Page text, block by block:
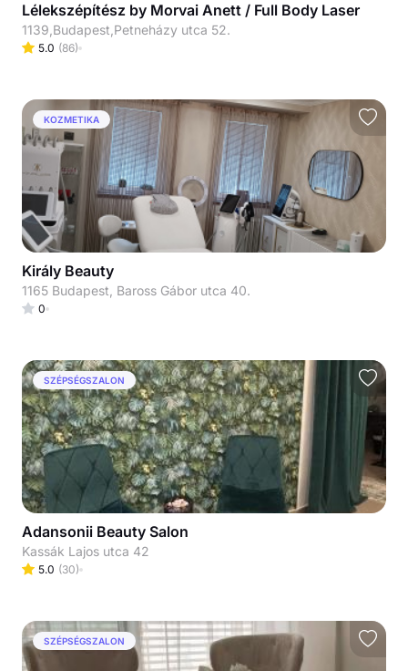
Lélekszépítész by Morvai Anett / Full Body Laser
1139,Budapest,Petneházy utca 52.
5.0 (86)
KOZMETIKA
Király Beauty
1165 Budapest, Baross Gábor utca 40.
0
SZÉPSÉGSZALON
Adansonii Beauty Salon
Kassák Lajos utca 42
5.0 (30)
SZÉPSÉGSZALON